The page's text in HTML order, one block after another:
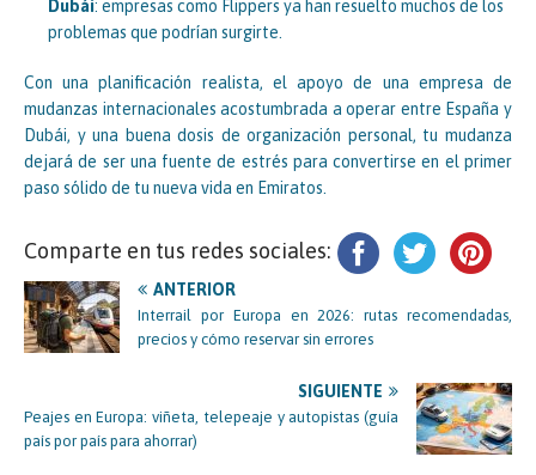
Dubái: empresas como Flippers ya han resuelto muchos de los
problemas que podrían surgirte.
Con una planificación realista, el apoyo de una empresa de
mudanzas internacionales acostumbrada a operar entre España y
Dubái, y una buena dosis de organización personal, tu mudanza
dejará de ser una fuente de estrés para convertirse en el primer
paso sólido de tu nueva vida en Emiratos.
Comparte en tus redes sociales:
ANTERIOR
Interrail por Europa en 2026: rutas recomendadas,
precios y cómo reservar sin errores
SIGUIENTE
Peajes en Europa: viñeta, telepeaje y autopistas (guía
país por país para ahorrar)